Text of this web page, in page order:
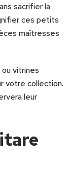
sacrifier la
ces petits
maîtresses
vitrines
votre collection.
leur